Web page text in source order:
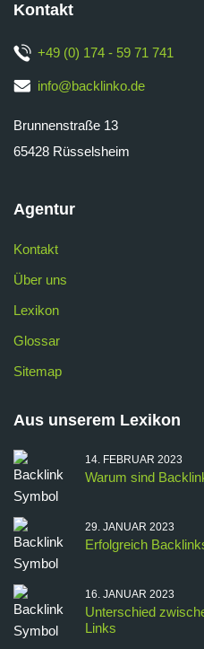
Kontakt
+49 (0) 174 - 59 71 741
info@backlinko.de
Brunnenstraße 13
65428 Rüsselsheim
Agentur
Kontakt
Über uns
Lexikon
Glossar
Sitemap
Aus unserem Lexikon
14. FEBRUAR 2023
Warum sind
29. JANUAR 2023
Erfolgreich
16. JANUAR 2023
Unterschied
Links